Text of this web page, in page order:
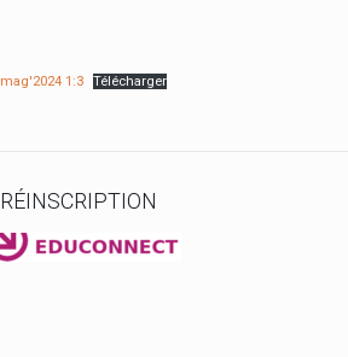
mag'2024 1:3 Télécharger
RÉINSCRIPTION